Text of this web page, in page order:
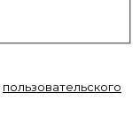
пользовательского